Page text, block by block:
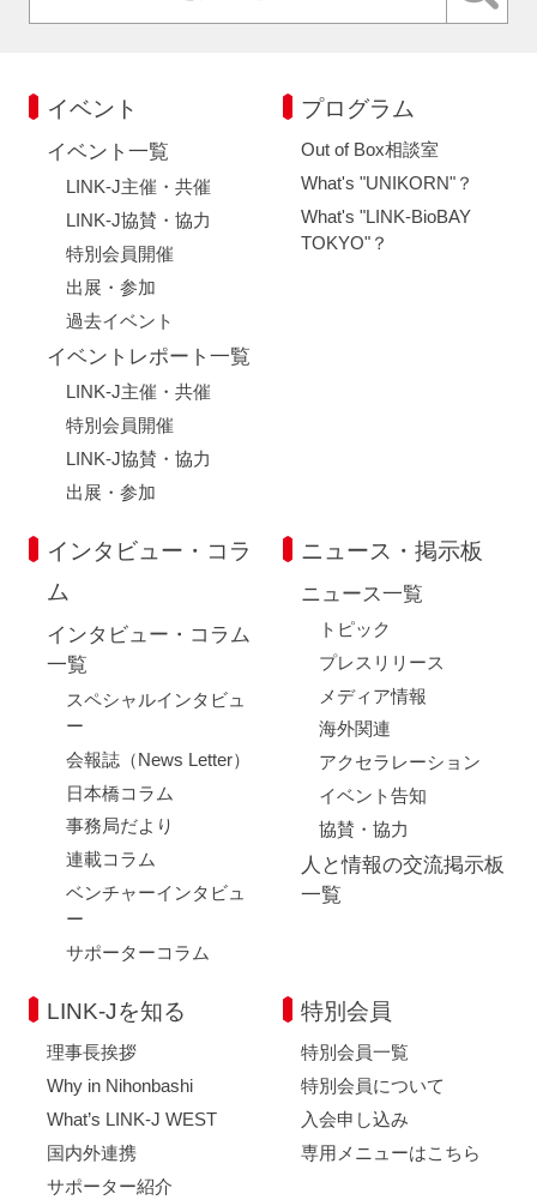
イベント
イベント一覧
LINK-J主催・共催
LINK-J協賛・協力
特別会員開催
出展・参加
過去イベント
イベントレポート一覧
LINK-J主催・共催
特別会員開催
LINK-J協賛・協力
出展・参加
プログラム
Out of Box相談室
What's "UNIKORN"？
What's "LINK-BioBAY
TOKYO"？
インタビュー・コラ
ム
インタビュー・コラム
一覧
スペシャルインタビュ
ー
会報誌（News Letter）
日本橋コラム
事務局だより
連載コラム
ベンチャーインタビュ
ー
サポーターコラム
ニュース・掲示板
ニュース一覧
トピック
プレスリリース
メディア情報
海外関連
アクセラレーション
イベント告知
協賛・協力
人と情報の交流掲示板
一覧
LINK-Jを知る
理事長挨拶
Why in Nihonbashi
What’s LINK-J WEST
国内外連携
サポーター紹介
特別会員
特別会員一覧
特別会員について
入会申し込み
専用メニューはこちら